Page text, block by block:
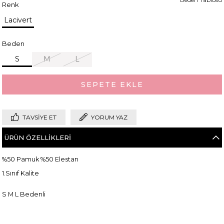
Renk
Lacivert
Beden
S M L
TAVSIYE ET YORUM YAZ
ÜRÜN ÖZELLIKLERI
%50 Pamuk %50 Elestan
1.Sınıf Kalite
S M L Bedenli